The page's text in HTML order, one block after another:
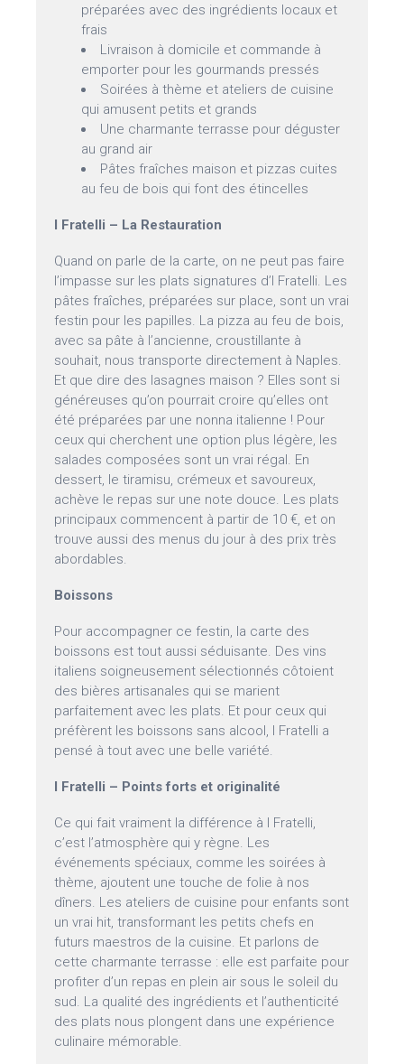
préparées avec des ingrédients locaux et
frais
Livraison à domicile et commande à
emporter pour les gourmands pressés
Soirées à thème et ateliers de cuisine
qui amusent petits et grands
Une charmante terrasse pour déguster
au grand air
Pâtes fraîches maison et pizzas cuites
au feu de bois qui font des étincelles
I Fratelli – La Restauration
Quand on parle de la carte, on ne peut pas faire
l’impasse sur les plats signatures d’I Fratelli. Les
pâtes fraîches, préparées sur place, sont un vrai
festin pour les papilles. La pizza au feu de bois,
avec sa pâte à l’ancienne, croustillante à
souhait, nous transporte directement à Naples.
Et que dire des lasagnes maison ? Elles sont si
généreuses qu’on pourrait croire qu’elles ont
été préparées par une nonna italienne ! Pour
ceux qui cherchent une option plus légère, les
salades composées sont un vrai régal. En
dessert, le tiramisu, crémeux et savoureux,
achève le repas sur une note douce. Les plats
principaux commencent à partir de 10 €, et on
trouve aussi des menus du jour à des prix très
abordables.
Boissons
Pour accompagner ce festin, la carte des
boissons est tout aussi séduisante. Des vins
italiens soigneusement sélectionnés côtoient
des bières artisanales qui se marient
parfaitement avec les plats. Et pour ceux qui
préfèrent les boissons sans alcool, I Fratelli a
pensé à tout avec une belle variété.
I Fratelli – Points forts et originalité
Ce qui fait vraiment la différence à I Fratelli,
c’est l’atmosphère qui y règne. Les
événements spéciaux, comme les soirées à
thème, ajoutent une touche de folie à nos
dîners. Les ateliers de cuisine pour enfants sont
un vrai hit, transformant les petits chefs en
futurs maestros de la cuisine. Et parlons de
cette charmante terrasse : elle est parfaite pour
profiter d’un repas en plein air sous le soleil du
sud. La qualité des ingrédients et l’authenticité
des plats nous plongent dans une expérience
culinaire mémorable.